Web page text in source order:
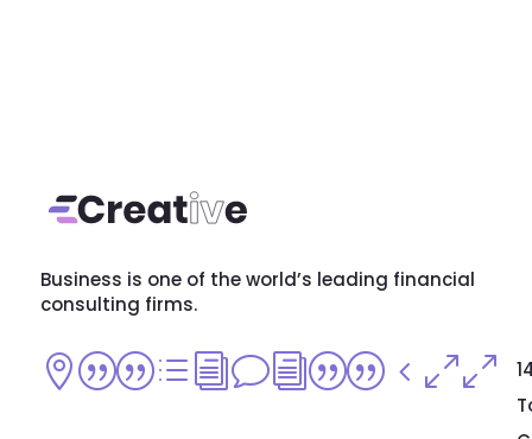
Business is one of the world’s leading financial
consulting firms.
||divi||400